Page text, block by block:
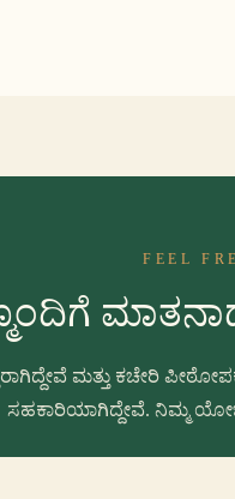
FEEL
ಮತ್ತು ಕಚೇರಿ
ಸಹಕಾರಿಯಾಗಿದ್ದೇವೆ. ನಿಮ್ಮ